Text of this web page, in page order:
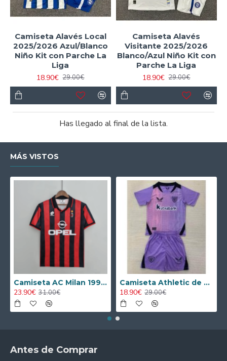
Camiseta Alavés Local
2025/2026 Azul/Blanco
Niño Kit con Parche La
Liga
18.90€ 29.00€
Camiseta Alavés
Visitante 2025/2026
Blanco/Azul Niño Kit con
Parche La Liga
18.90€ 29.00€
Has llegado al final de la lista.
MÁS VISTOS
Camiseta AC Milan 1995/1996 Local Retro
23.90€ 31.00€
Camiseta Athletic de Bilbao 2024/2025 Alternativo Niño Kit
18.90€ 29.00€
Antes de Comprar